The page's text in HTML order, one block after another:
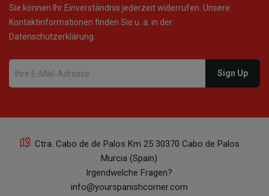
Sie können Ihr Einverständnis jederzeit widerrufen. Unsere
Kontaktinformationen finden Sie u. a. in der
Datenschutzerklärung.
Ctra. Cabo de de Palos Km 25 30370 Cabo de Palos
Murcia (Spain)
Irgendwelche Fragen?
info@yourspanishcorner.com